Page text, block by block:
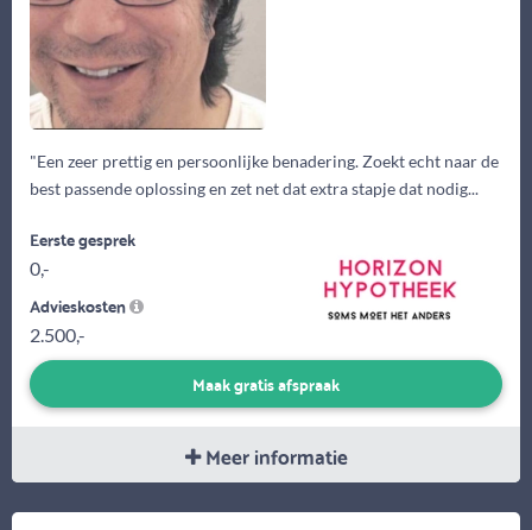
"Een zeer prettig en persoonlijke benadering. Zoekt echt naar de
best passende oplossing en zet net dat extra stapje dat nodig...
Eerste gesprek
0,-
Advieskosten
2.500,-
Maak gratis afspraak
Meer informatie